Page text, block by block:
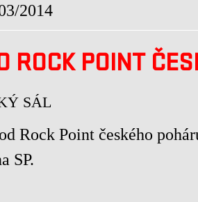
2014
ROCK POINT
SÁL
Rock Point českého
SP.